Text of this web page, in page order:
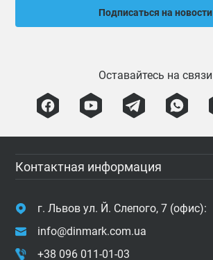
Подписаться на новости
Оставайтесь на связи
Контактная информация
г. Львов ул. Й. Слепого, 7 (офис):
info@dinmark.com.ua
+38 096 011-01-03